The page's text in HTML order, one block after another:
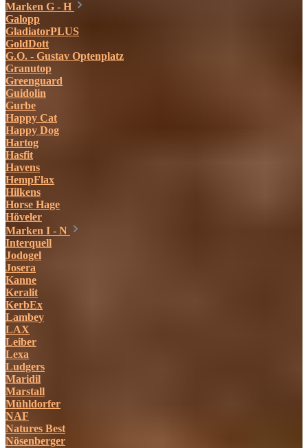
Marken G - H
Galopp
GladiatorPLUS
GoldDott
G.O. - Gustav Optenplatz
Granutop
Greenguard
Guidolin
Gurbe
Happy Cat
Happy Dog
Hartog
Hasfit
Havens
HempFlax
Hilkens
Horse Hage
Höveler
Marken I - N
Interquell
Jodogel
Josera
Kanne
Keralit
KerbEx
Lambey
LAX
Leiber
Lexa
Ludgers
Maridil
Marstall
Mühldorfer
NAF
Natures Best
Nösenberger